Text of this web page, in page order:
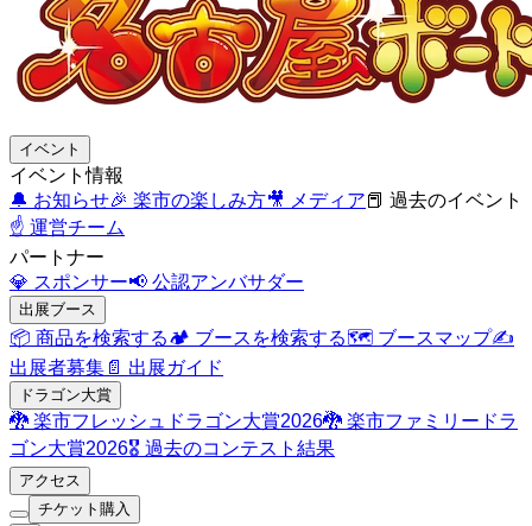
イベント
イベント情報
🔔 お知らせ🎉 楽市の楽しみ方🎥 メディア📕 過去のイベント
☝️ 運営チーム
パートナー
💎 スポンサー📢 公認アンバサダー
出展ブース
📦 商品を検索する🏕️ ブースを検索する🗺️ ブースマップ✍️
出展者募集 📄 出展ガイド
ドラゴン大賞
🐉 楽市フレッシュドラゴン大賞2026🐉 楽市ファミリードラ
ゴン大賞2026🎖️ 過去のコンテスト結果
アクセス
チケット購入